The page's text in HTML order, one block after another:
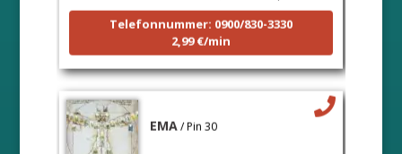
Telefonnummer: 0900/830-3330
2,99 €/min